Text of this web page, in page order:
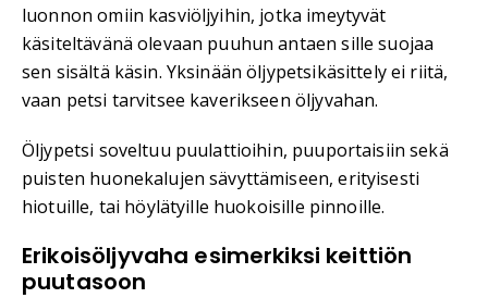
luonnon omiin kasviöljyihin, jotka imeytyvät
käsiteltävänä olevaan puuhun antaen sille suojaa
sen sisältä käsin. Yksinään öljypetsikäsittely ei riitä,
vaan petsi tarvitsee kaverikseen öljyvahan.
Öljypetsi soveltuu puulattioihin, puuportaisiin sekä
puisten huonekalujen sävyttämiseen, erityisesti
hiotuille, tai höylätyille huokoisille pinnoille.
Erikoisöljyvaha esimerkiksi keittiön
puutasoon